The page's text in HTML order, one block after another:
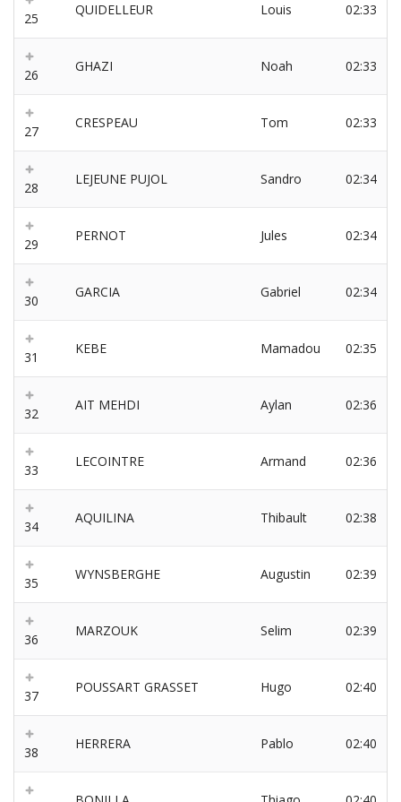
25
QUIDELLEUR Louis 02:33
26
GHAZI Noah 02:33
27
CRESPEAU Tom 02:33
28
LEJEUNE PUJOL Sandro 02:34
29
PERNOT Jules 02:34
30
GARCIA Gabriel 02:34
31
KEBE Mamadou 02:35
32
AIT MEHDI Aylan 02:36
33
LECOINTRE Armand 02:36
34
AQUILINA Thibault 02:38
35
WYNSBERGHE Augustin 02:39
36
MARZOUK Selim 02:39
37
POUSSART GRASSET Hugo 02:40
38
HERRERA Pablo 02:40